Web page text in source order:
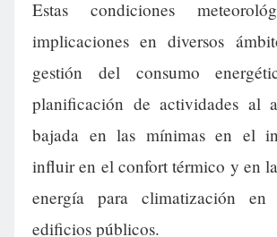
Estas condiciones
implicaciones en diversos
gestión del consumo
planificación de actividades al
bajada en las mínimas en el
influir en el confort térmico y en
energía para climatización
edificios públicos.